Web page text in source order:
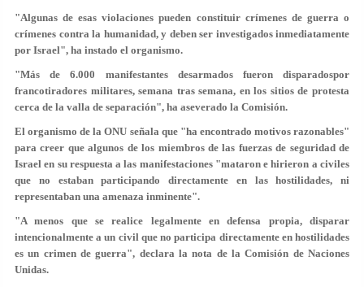
"Algunas de esas violaciones pueden constituir crímenes de guerra o
crímenes contra la humanidad, y deben ser investigados inmediatamente
por Israel", ha instado el organismo.
"Más de6.000 manifestantes desarmados fueron disparadospor
francotiradores militares, semana tras semana, en los sitios de protesta
cerca de la valla de separación", ha aseverado la Comisión.
El organismo de la ONU señala que "ha encontrado motivos razonables"
para creer que algunos de los miembros de las fuerzas de seguridad de
Israel en su respuesta a las manifestaciones "mataron e hirieron a civiles
que no estaban participando directamente en las hostilidades, ni
representaban una amenaza inminente".
"A menos que se realice legalmente en defensa propia, disparar
intencionalmente a un civil que no participa directamente en hostilidades
es un crimen de guerra", declara la nota de la Comisión de Naciones
Unidas.